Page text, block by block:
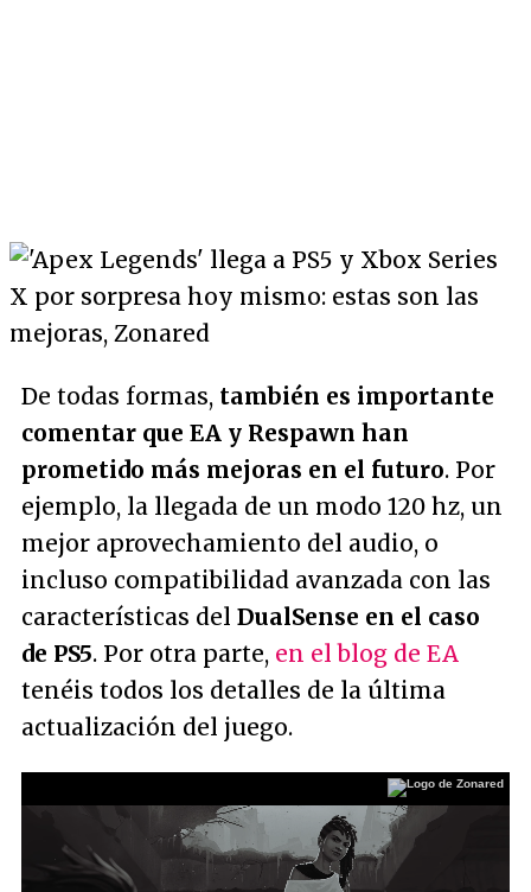
De todas formas, también es importante
comentar que EA y Respawn han
prometido más mejoras en el futuro. Por
ejemplo, la llegada de un modo 120 hz, un
mejor aprovechamiento del audio, o
incluso compatibilidad avanzada con las
características del DualSense en el caso
de PS5. Por otra parte, en el blog de EA
tenéis todos los detalles de la última
actualización del juego.